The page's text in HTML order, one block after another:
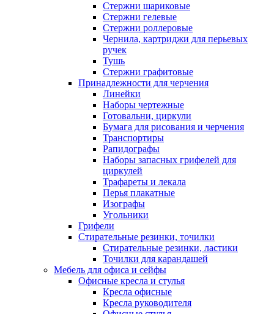
Стержни шариковые
Стержни гелевые
Стержни роллеровые
Чернила, картриджи для перьевых
ручек
Тушь
Стержни графитовые
Принадлежности для черчения
Линейки
Наборы чертежные
Готовальни, циркули
Бумага для рисования и черчения
Транспортиры
Рапидографы
Наборы запасных грифелей для
циркулей
Трафареты и лекала
Перья плакатные
Изографы
Угольники
Грифели
Стирательные резинки, точилки
Стирательные резинки, ластики
Точилки для карандашей
Мебель для офиса и сейфы
Офисные кресла и стулья
Кресла офисные
Кресла руководителя